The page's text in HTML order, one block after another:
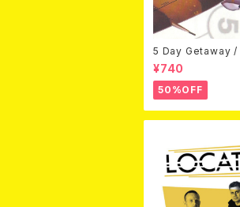
5 Day Getaway /
way (CDEP)
¥740
50%OFF